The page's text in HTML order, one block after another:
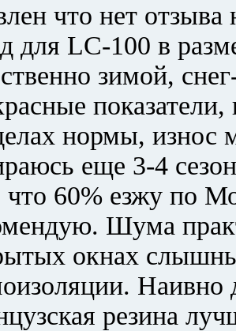
что нет отзыва
для LC-100 в
зимой,
нормы, износ
еще 3-4
что 60% езжу по
Шума
окнах
Наивно
резина